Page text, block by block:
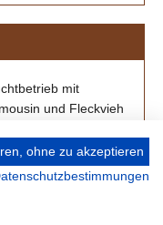
mit
und Fleckvieh
ohne zu akzeptieren